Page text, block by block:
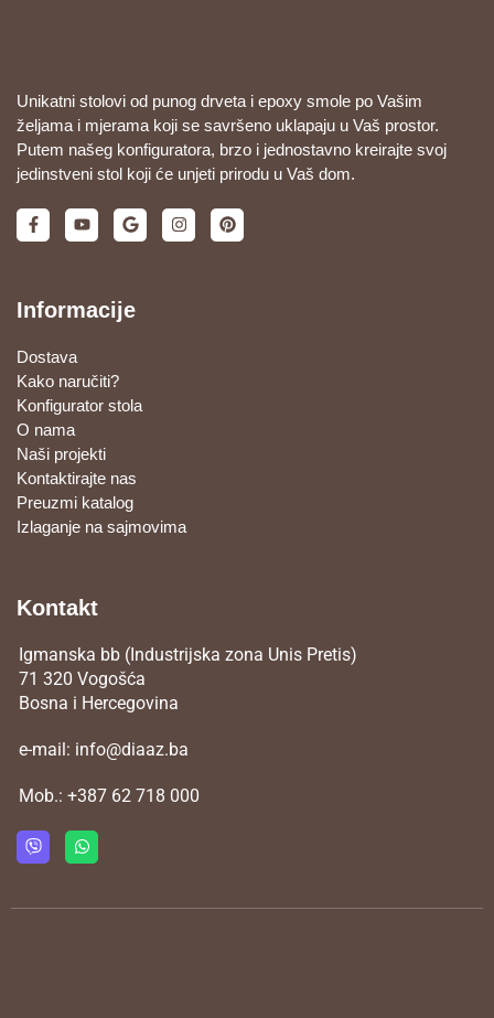
Unikatni stolovi od punog drveta i epoxy smole po Vašim
željama i mjerama koji se savršeno uklapaju u Vaš prostor.
Putem našeg konfiguratora, brzo i jednostavno kreirajte svoj
jedinstveni stol koji će unjeti prirodu u Vaš dom.
Informacije
Dostava
Kako naručiti?
Konfigurator stola
O nama
Naši projekti
Kontaktirajte nas
Preuzmi katalog
Izlaganje na sajmovima
Kontakt
Igmanska bb (Industrijska zona Unis Pretis)
71 320 Vogošća
Bosna i Hercegovina
e-mail: info@diaaz.ba
Mob.: +387 62 718 000